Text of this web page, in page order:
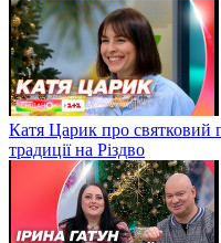
Катя Царик про святковий
традиції на Різдво